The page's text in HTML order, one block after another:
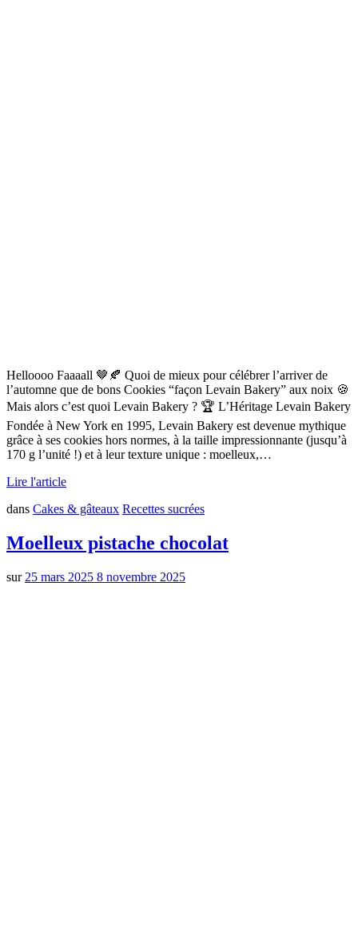
Helloooo Faaaall 🤎🍂 Quoi de mieux pour célébrer l’arriver de
l’automne que de bons Cookies “façon Levain Bakery” aux noix 🍪
Mais alors c’est quoi Levain Bakery ? 🏆 L’Héritage Levain Bakery
Fondée à New York en 1995, Levain Bakery est devenue mythique
grâce à ses cookies hors normes, à la taille impressionnante (jusqu’à
170 g l’unité !) et à leur texture unique : moelleux,…
Lire l'article
dans Cakes & gâteaux Recettes sucrées
Moelleux pistache chocolat
sur 25 mars 2025 8 novembre 2025